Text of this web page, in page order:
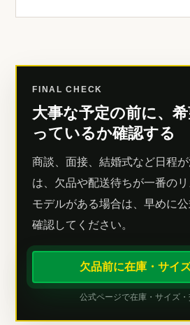
FINAL CHECK
大事な予定の前に、
っているか確認する
商談、面接、結婚式など日程
は、欠品や配送待ちが一番の
モデルがある場合は、早めに
確認してください。
欠品前に在庫・サイ
公式ページで在庫・サイズ